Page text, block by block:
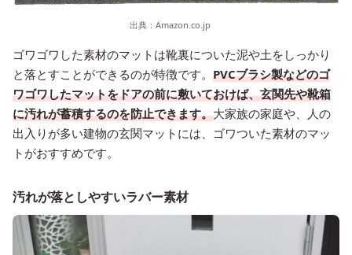
出典： Amazon.co.jp
ゴワゴワした素材のマットは靴裏についた泥や土をしっかり
と落とすことができるのが特徴です。 PVCブラシ製などのゴ
ワゴワしたマットをドアの前に敷いておけば、玄関先や靴箱
に汚れが蓄積するのを防止できます。大家族の家庭や、人の
出入りが多い建物の玄関マットには、ゴワついた素材のマッ
トがおすすめです。
汚れが落としやすいラバー素材